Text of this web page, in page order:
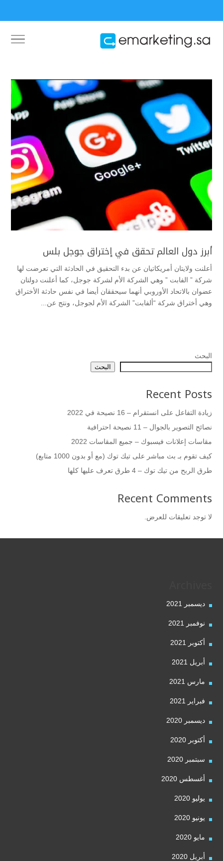
أبرز دول العالم تحقق في إختراق جوجل بلس
أعلنت ولايتان أمريكاتيان عن بدء التحقيق في الحادثة التي تعرضت لها
شركة ” الفابت ” وهي الشركة الأم لشركة جوجل، كما أعلنت دولتان
عضوان بالاتحاد الأوروبي أنهما سيحققان أيضا في نفس حادثة الأختراق
وهي أختراق شركة “ألفابت” الشركة الأم لجوجل، ونتج عن...
البحث
البحث
Recent Posts
زيادة التفاعل على انستقرام – 16 نصيحة في 2022
نصائح التصوير بالجوال – 11 نصيحة احترافية
مقاسات إعلانات فيسبوك – جميع المقاسات 2022
كيف تقوم بـ بث مباشر على تيك توك (مع أو بدون 1000 متابع)
طرق الربح من تيك توك – 4 طرق تعرف عليها كلها
Recent Comments
لا توجد تعليقات للعرض.
ديسمبر 2021
نوفمبر 2021
أكتوبر 2021
أبريل 2021
مارس 2021
فبراير 2021
ديسمبر 2020
أكتوبر 2020
سبتمبر 2020
أغسطس 2020
يوليو 2020
يونيو 2020
مايو 2020
أبريل 2020